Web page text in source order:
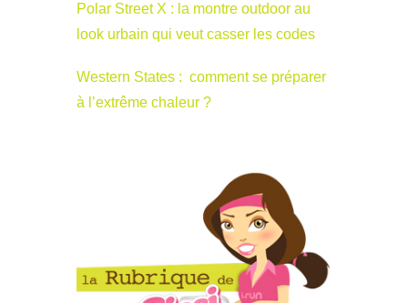
Polar Street X : la montre outdoor au
look urbain qui veut casser les codes
Western States : comment se préparer
à l’extrême chaleur ?